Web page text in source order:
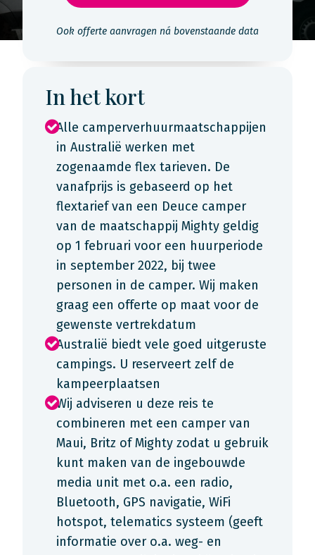
Ook offerte aanvragen ná bovenstaande data
In het kort
Alle camperverhuurmaatschappijen
in Australië werken met
zogenaamde flex tarieven. De
vanafprijs is gebaseerd op het
flextarief van een Deuce camper
van de maatschappij Mighty geldig
op 1 februari voor een huurperiode
in september 2022, bij twee
personen in de camper. Wij maken
graag een offerte op maat voor de
gewenste vertrekdatum
Australië biedt vele goed uitgeruste
campings. U reserveert zelf de
kampeerplaatsen
Wij adviseren u deze reis te
combineren met een camper van
Maui, Britz of Mighty zodat u gebruik
kunt maken van de ingebouwde
media unit met o.a. een radio,
Bluetooth, GPS navigatie, WiFi
hotspot, telematics systeem (geeft
informatie over o.a. weg- en